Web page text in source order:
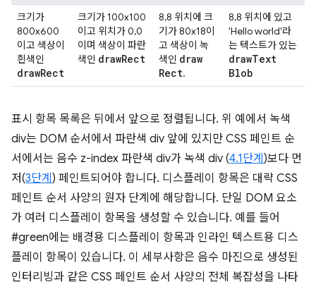
크기가
800x600
이고 색상이
흰색인
drawRect
크기가 100x100
이고 위치가 0,0
이며 색상이 파란
색인 drawRect
8,8 위치에 크
기가 80x18이
고 색상이 녹
색인 draw
Rect.
8,8 위치에 있고
'Hello world'라
는 텍스트가 있는
drawText
Blob
표시 항목 목록은 뒤에서 앞으로 정렬됩니다. 위 예에서 녹색
div는 DOM 순서에서 파란색 div 앞에 있지만 CSS 페인트 순
서에서는 음수 z-index 파란색 div가 녹색 div (4.1단계 )보다 먼
저(3단계 ) 페인트되어야 합니다. 디스플레이 항목은 대략 CSS
페인트 순서 사양의 원자 단계에 해당합니다. 단일 DOM 요소
가 여러 디스플레이 항목을 생성할 수 있습니다. 예를 들어
#green에는 배경용 디스플레이 항목과 인라인 텍스트용 디스
플레이 항목이 있습니다. 이 세부사항은 음수 마진으로 생성된
인터리빙과 같은 CSS 페인트 순서 사양의 전체 복잡성을 나타